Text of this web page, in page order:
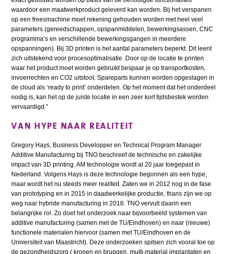
waardoor een maatwerkproduct geleverd kan worden. Bij het verspanen
op een freesmachine moet rekening gehouden worden met heel veel
parameters (gereedschappen, opspanmiddelen, bewerkingsassen, CNC
programma’s en verschillende bewerkingsgangen in meerdere
opspanningen). Bij 3D printen is het aantal parameters beperkt. Dit leent
zich uitstekend voor procesoptimalisatie. Door op de locatie te printen
waar het product moet worden gebruikt bespaar je op transportkosten,
invoerrechten en CO2 uitstoot. Spareparts kunnen worden opgeslagen in
de cloud als ‘ready to print’ onderdelen. Op het moment dat het onderdeel
nodig is, kan het op de juiste locatie in een zeer kort tijdsbestek worden
vervaardigd.”
VAN HYPE NAAR REALITEIT
Gregory Hays, Business Developper en Technical Program Manager
Additive Manufacturing bij TNO beschreef de technische en zakelijke
impact van 3D printing. AM technologie wordt al 20 jaar toegepast in
Nederland. Volgens Hays is deze technologie begonnen als een hype,
maar wordt het nu steeds meer realiteit. Zaten we in 2012 nog in de fase
van prototyping en in 2015 in daadwerkelijke productie, thans zijn we op
weg naar hybride manufacturing in 2018. TNO vervult daarin een
belangrijke rol. Zo doet het onderzoek naar bijvoorbeeld systemen van
additive manufacturing (samen met de TU/Eindhoven) en naar (nieuwe)
functionele materialen hiervoor (samen met TU/Eindhoven en de
Universiteit van Maastricht). Deze onderzoeken spitsen zich vooral toe op
de gezondheidszorg ( kronen en bruggen, multi-material implantaten en